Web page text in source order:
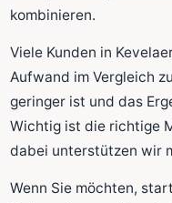
kombinieren.
Viele Kunden in
Aufwand im Vergleich
geringer ist und das
Wichtig ist die richtige
dabei unterstützen wir
Wenn Sie möchten,